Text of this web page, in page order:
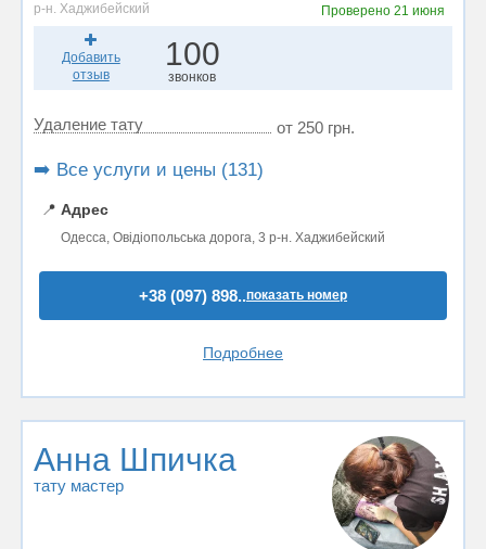
р-н. Хаджибейский Проверено 21 июня
Добавить
отзыв
100
звонков
Удаление тату от 250 грн.
➡️ Все услуги и цены (131)
📍 Адрес
Одесса, Овідіопольська дорога, 3 р-н. Хаджибейский
+38 (097) 898..показать номер
Подробнее
Анна Шпичка
тату мастер